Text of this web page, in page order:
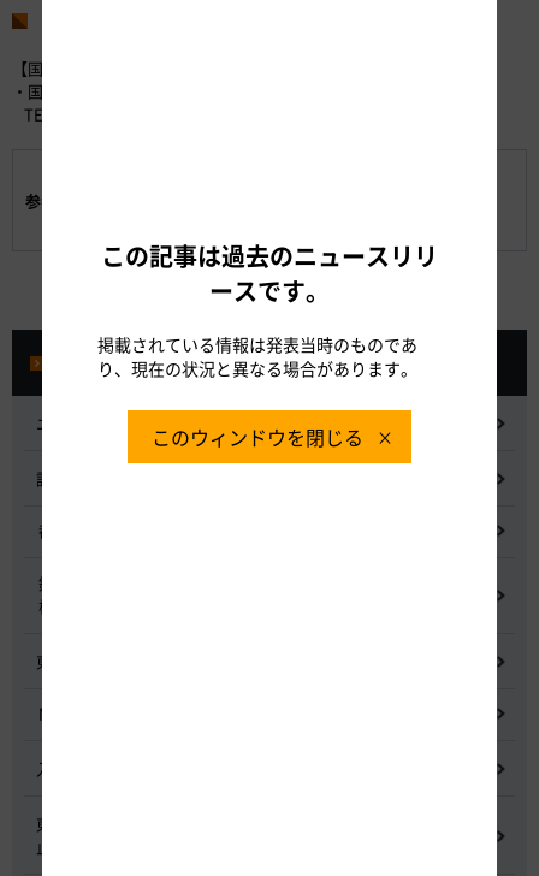
【国道8号に関するお問い合わせ】
・国土交通省 近畿地方整備局 道路部 道路情報管理官
TEL：06-6941-2500
参考資料:
プレスルーム
ニュースリリース
記者会見
都市間高速道路料金割引検討会
鋼少数主桁橋の床版下面吹付コンクリートはく離・落下事象調査
検討委員会
東名高速道路宇利トンネル照明灯具落下事象調査検討会
NEXCO中日本グループの経営上の課題と取組み
入札に係る不正行為に関する調査及び再発防止のための委員会
東名高速道路 中吉田高架橋 塗装塗替え工事による火災事故再発防
止委員会
この記事は過去のニュースリリ
ースです。
掲載されている情報は発表当時のものであ
り、現在の状況と異なる場合があります。
このウィンドウを閉じる